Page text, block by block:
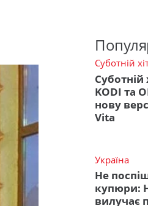
Суботній
Суботній
KODI та
нову
Vita
Україна
Не
купюри:
вилучає